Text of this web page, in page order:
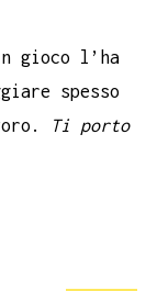
gioco l’ha
spesso
Ti porto